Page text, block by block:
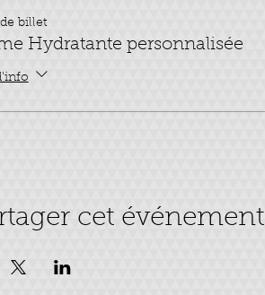
billet
Hydratante personnalisée
cet événement